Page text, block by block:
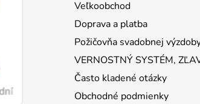
Veľkoobchod
Doprava a platba
Požičovňa svadobnej
VERNOSTNÝ SYSTÉM,
Často kladené otázky
Obchodné podmienky